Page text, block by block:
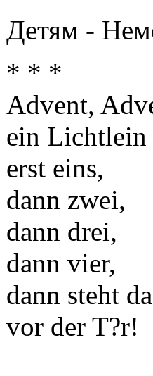
Детям -
* * *
Advent,
ein Lichtlein
erst eins,
dann zwei,
dann drei,
dann vier,
dann steht
vor der T?r!